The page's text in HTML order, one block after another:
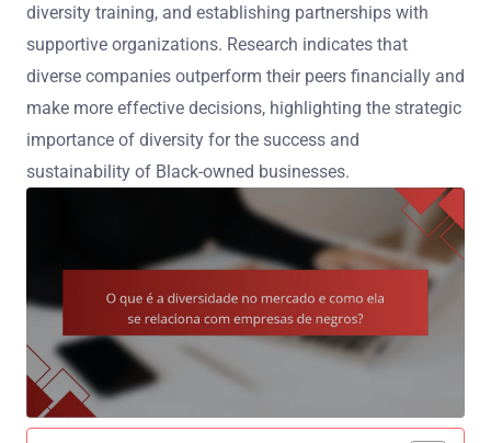
diversity training, and establishing partnerships with
supportive organizations. Research indicates that
diverse companies outperform their peers financially and
make more effective decisions, highlighting the strategic
importance of diversity for the success and
sustainability of Black-owned businesses.